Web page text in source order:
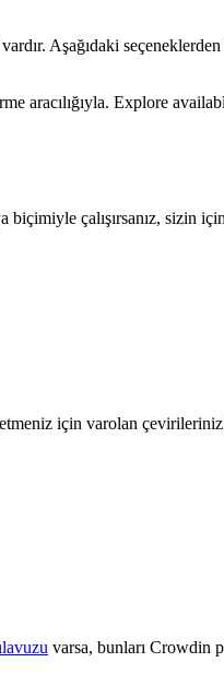
Aşağıdaki
aracılığıyla. Explore
çalışırsanız, sizin
etmeniz için varolan
varsa, bunları Crowdin